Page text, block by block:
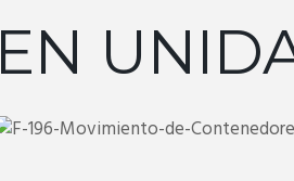
EN